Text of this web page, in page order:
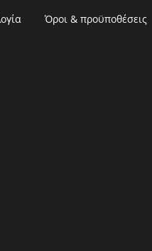
Όροι & προϋποθέσεις